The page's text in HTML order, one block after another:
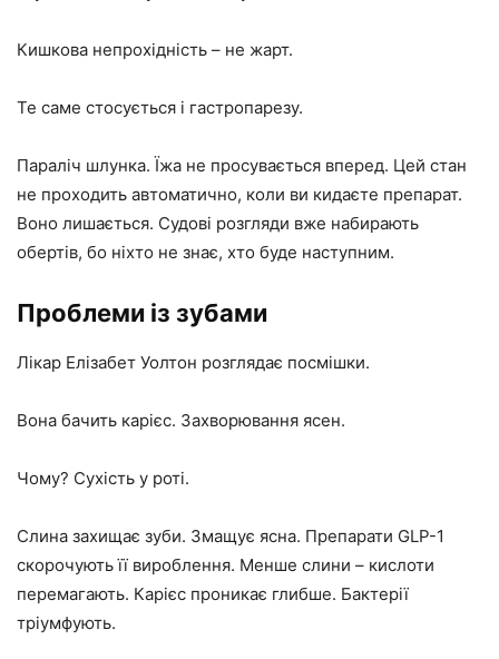
Кишкова непрохідність – не жарт.
Те саме стосується і гастропарезу.
Параліч шлунка. Їжа не просувається вперед. Цей стан
не проходить автоматично, коли ви кидаєте препарат.
Воно лишається. Судові розгляди вже набирають
обертів, бо ніхто не знає, хто буде наступним.
Проблеми із зубами
Лікар Елізабет Уолтон розглядає посмішки.
Вона бачить карієс. Захворювання ясен.
Чому? Сухість у роті.
Слина захищає зуби. Змащує ясна. Препарати GLP-1
скорочують її вироблення. Менше слини – кислоти
перемагають. Карієс проникає глибше. Бактерії
тріумфують.